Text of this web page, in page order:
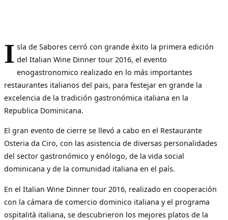
I sla de Sabores cerró con grande éxito la primera edición
del Italian Wine Dinner tour 2016, el evento
enogastronomico realizado en lo más importantes
restaurantes italianos del pais, para festejar en grande la
excelencia de la tradición gastronómica italiana en la
Republica Dominicana.
El gran evento de cierre se llevó a cabo en el Restaurante
Osteria da Ciro, con las asistencia de diversas personalidades
del sector gastronómico y enólogo, de la vida social
dominicana y de la comunidad italiana en el país.
En el Italian Wine Dinner tour 2016, realizado en cooperación
con la cámara de comercio dominico italiana y el programa
ospitalità italiana, se descubrieron los mejores platos de la